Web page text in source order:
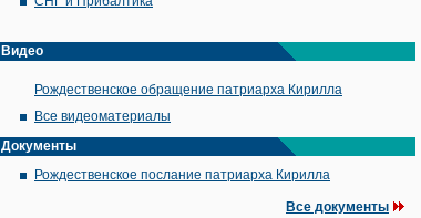
Видео
Рождественское обращение патриарха Кирилла
Все видеоматериалы
Документы
Рождественское послание патриарха Кирилла
Все документы